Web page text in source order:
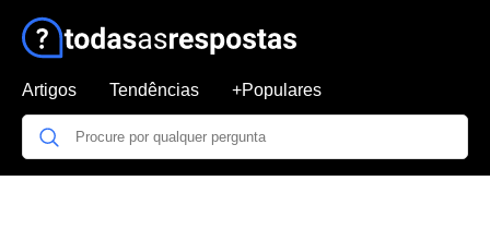
Artigos Tendências +Populares